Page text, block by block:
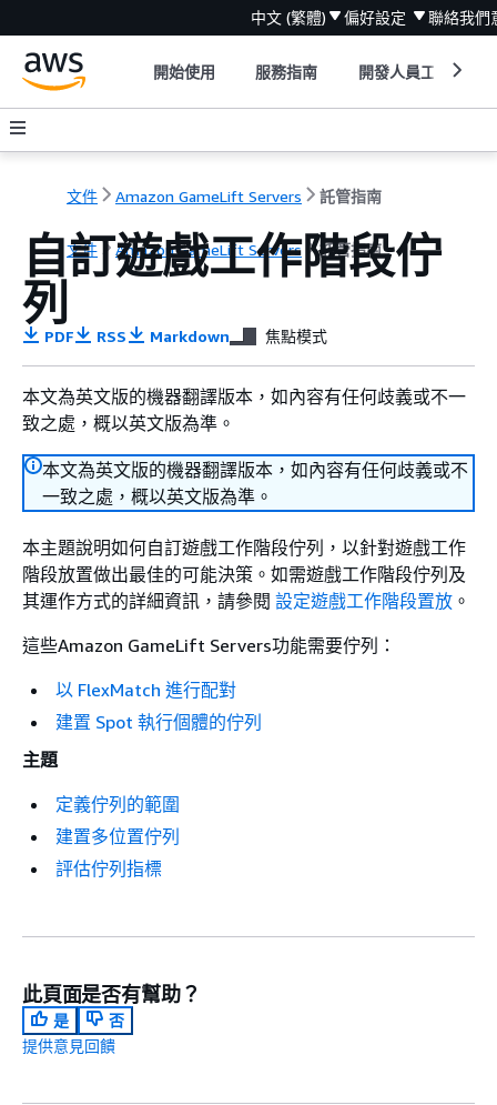
中文 (繁體) 偏好設定 聯絡我們
開始使用 服務指南 開發人員工具
文件 Amazon GameLift Servers 託管指南
文件 Amazon GameLift Servers 託管指南
自訂遊戲工作階段佇
列
PDF RSS Markdown 焦點模式
本文為英文版的機器翻譯版本，如內容有任何歧義或不一
致之處，概以英文版為準。
本文為英文版的機器翻譯版本，如內容有任何歧義或不
一致之處，概以英文版為準。
本主題說明如何自訂遊戲工作階段佇列，以針對遊戲工作
階段放置做出最佳的可能決策。如需遊戲工作階段佇列及
其運作方式的詳細資訊，請參閱 設定遊戲工作階段置放 。
這些Amazon GameLift Servers功能需要佇列：
以 FlexMatch 進行配對
建置 Spot 執行個體的佇列
主題
定義佇列的範圍
建置多位置佇列
評估佇列指標
此頁面是否有幫助？
是
否
提供意見回饋